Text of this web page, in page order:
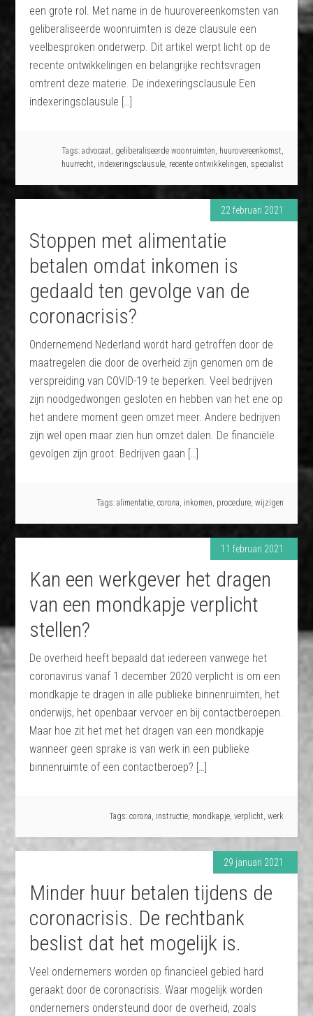
een grote rol. Met name in de huurovereenkomsten van
geliberaliseerde woonruimten is deze clausule een
veelbesproken onderwerp. Dit artikel werpt licht op de
recente ontwikkelingen en belangrijke rechtsvragen
omtrent deze materie. De indexeringsclausule Een
indexeringsclausule […]
Tags: advocaat, geliberaliseerde woonruimten, huurovereenkomst,
huurrecht, indexeringsclausule, recente ontwikkelingen, specialist
22 februari 2021
Stoppen met alimentatie
betalen omdat inkomen is
gedaald ten gevolge van de
coronacrisis?
Ondernemend Nederland wordt hard getroffen door de
maatregelen die door de overheid zijn genomen om de
verspreiding van COVID-19 te beperken. Veel bedrijven
zijn noodgedwongen gesloten en hebben van het ene op
het andere moment geen omzet meer. Andere bedrijven
zijn wel open maar zien hun omzet dalen. De financiële
gevolgen zijn groot. Bedrijven gaan […]
Tags: alimentatie, corona, inkomen, procedure, wijzigen
11 februari 2021
Kan een werkgever het dragen
van een mondkapje verplicht
stellen?
De overheid heeft bepaald dat iedereen vanwege het
coronavirus vanaf 1 december 2020 verplicht is om een
mondkapje te dragen in alle publieke binnenruimten, het
onderwijs, het openbaar vervoer en bij contactberoepen.
Maar hoe zit het met het dragen van een mondkapje
wanneer geen sprake is van werk in een publieke
binnenruimte of een contactberoep? […]
Tags: corona, instructie, mondkapje, verplicht, werk
29 januari 2021
Minder huur betalen tijdens de
coronacrisis. De rechtbank
beslist dat het mogelijk is.
Veel ondernemers worden op financieel gebied hard
geraakt door de coronacrisis. Waar mogelijk worden
ondernemers ondersteund door de overheid, zoals